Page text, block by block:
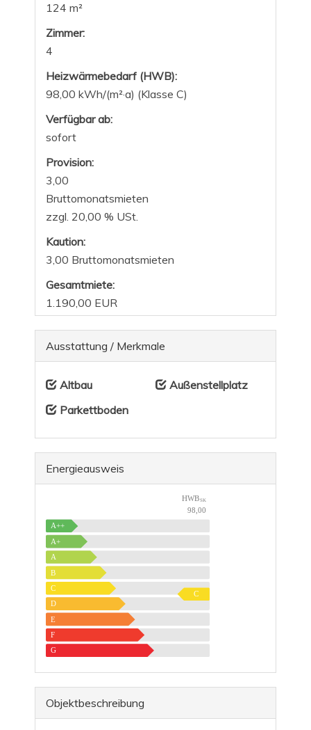
124 m²
Zimmer:
4
Heizwärmebedarf (HWB):
98,00 kWh/(m²·a) (Klasse C)
Verfügbar ab:
sofort
Provision:
3,00
Bruttomonatsmieten
zzgl. 20,00 % USt.
Kaution:
3,00 Bruttomonatsmieten
Gesamtmiete:
1.190,00 EUR
Ausstattung / Merkmale
Altbau
Außenstellplatz
Parkettboden
Energieausweis
HWB SK
98,00
A++
A+
A
B
C
D
E
F
G
C
Objekt­beschreibung